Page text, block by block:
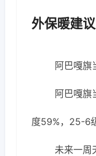
外保暖建议
阿巴嘎旗
阿巴嘎
度59%，25-6
未来一